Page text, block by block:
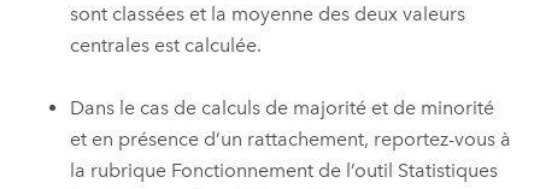
sont classées et la moyenne des deux valeurs
centrales est calculée.
Dans le cas de calculs de majorité et de minorité
et en présence d’un rattachement, reportez-vous à
la rubrique Fonctionnement de l’outil Statistiques